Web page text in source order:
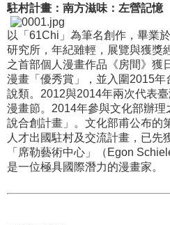
駐村計畫：南方滋味：左營記憶
以「61Chi」為筆名創作，畢業
研究所，年紀雖輕，展覽與獲獎
之首部個人漫畫作品《房間》獲
漫畫「優秀賞」，並入圍2015
說類。2012與2014年兩次代表
漫畫節。2014年參與文化部辦
說合創計畫」。文化部甫公布的
人才出國駐村及交流計畫，已先
「席勒藝術中心」（Egon
是一位極具國際潛力的漫畫家。